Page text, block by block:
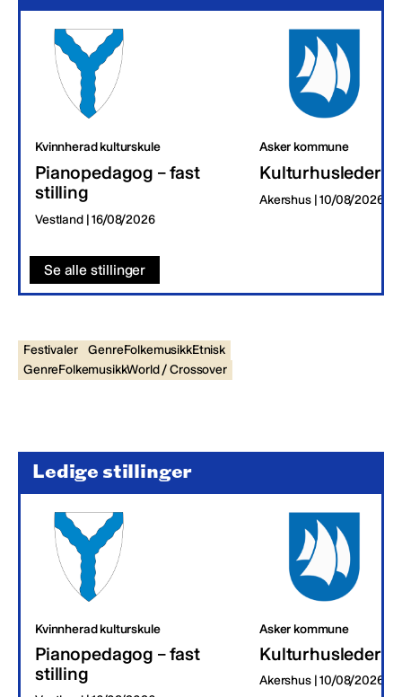
Kvinnherad kulturskule
Pianopedagog – fast
stilling
Vestland | 16/08/2026
Asker kommune
Kulturhusleder
Akershus | 10/08/2026
Se alle stillinger
Festivaler
GenreFolkemusikkEtnisk
GenreFolkemusikkWorld / Crossover
Ledige stillinger
Kvinnherad kulturskule
Pianopedagog – fast
stilling
Asker kommune
Kulturhusleder
Akershus | 10/08/2026